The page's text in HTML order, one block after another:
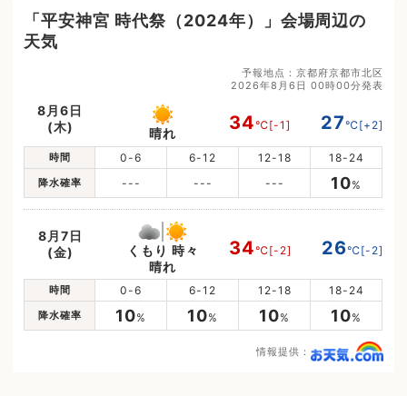
「平安神宮 時代祭（2024年）」会場周辺の
天気
予報地点：京都府京都市北区
2026年8月6日 00時00分発表
8月6日
(木)
晴れ 34℃[-1] 27℃[+2]
時間 0-6 6-12 12-18 18-24
降水確率 --- --- --- 10%
8月7日
(金)
くもり 時々
晴れ
34℃[-2] 26℃[-2]
時間 0-6 6-12 12-18 18-24
降水確率 10% 10% 10% 10%
情報提供：